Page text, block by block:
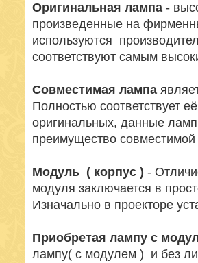
Оригинальная лампа -
произведенные на
используются
соответствуют самым
Совместимая лампа
Полностью соответствует
оригинальных, данные
преимущество
Модуль ( корпус ) -
модуля заключается в
Изначально в проекторе
Приобретая лампу с
лампу( с модулем ) и без